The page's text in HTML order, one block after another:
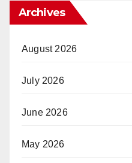
Archives
August 2026
July 2026
June 2026
May 2026